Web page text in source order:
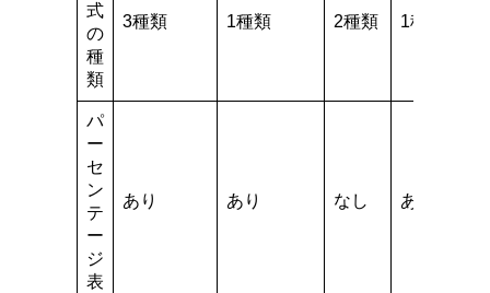
式
の
種
類
3種類 1種類 2種類 1種類
パ
ー
セ
ン
テ
ー
ジ
表
あり あり なし あり